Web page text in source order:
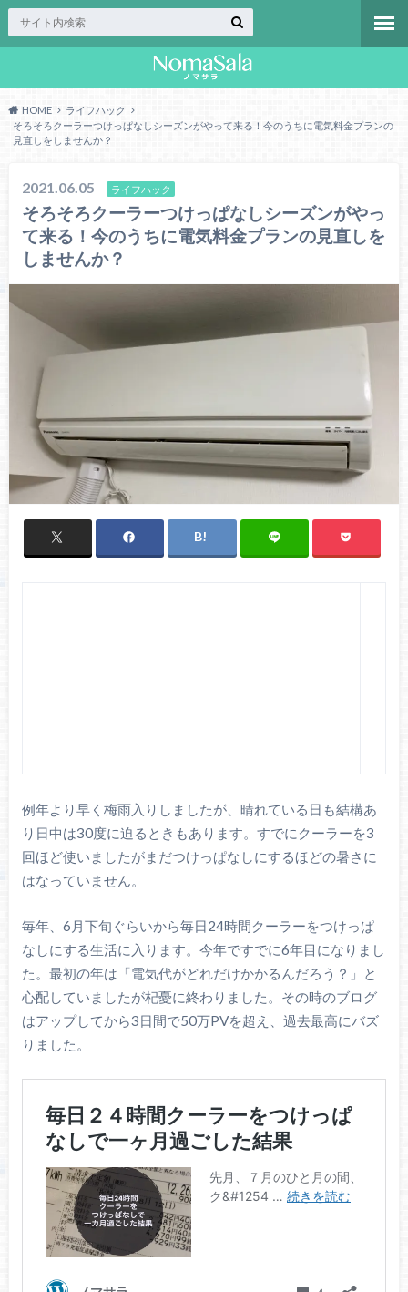
HOME
ライフハック
そろそろクーラーつけっぱなしシーズンがやって来る！今のうちに電気料金プランの
見直しをしませんか？
2021.06.05 ライフハック
そろそろクーラーつけっぱなしシーズンがやっ
て来る！今のうちに電気料金プランの見直しを
しませんか？
例年より早く梅雨入りしましたが、晴れている日も結構あ
り日中は30度に迫るときもあります。すでにクーラーを3
回ほど使いましたがまだつけっぱなしにするほどの暑さに
はなっていません。
毎年、6月下旬ぐらいから毎日24時間クーラーをつけっぱ
なしにする生活に入ります。今年ですでに6年目になりまし
た。最初の年は「電気代がどれだけかかるんだろう？」と
心配していましたが杞憂に終わりました。その時のブログ
はアップしてから3日間で50万PVを超え、過去最高にバズ
りました。